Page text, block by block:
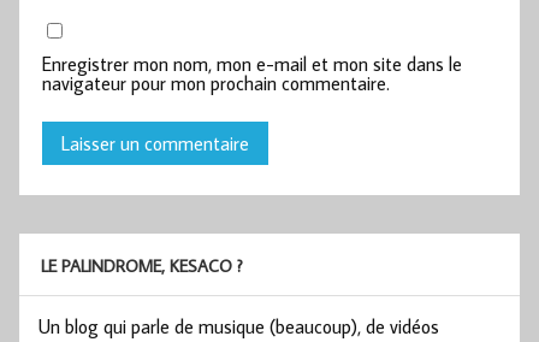
Enregistrer mon nom, mon e-mail et mon site dans le
navigateur pour mon prochain commentaire.
LE PALINDROME, KESACO ?
Un blog qui parle de musique (beaucoup), de vidéos